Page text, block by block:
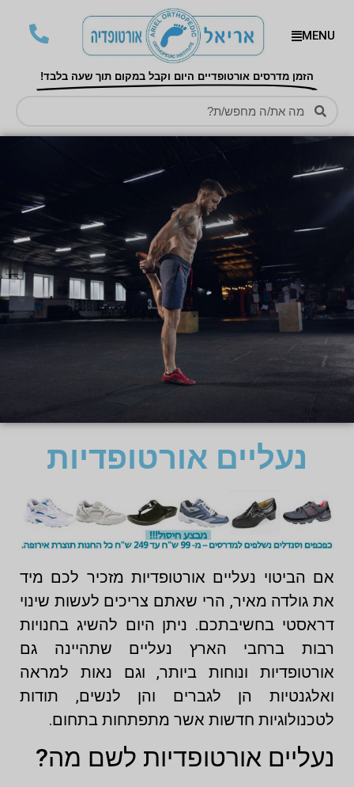
MENU
הזמן מדרסים אורטופדיים היום וקבל במקום תוך שעה בלבד!
נעליים אורטופדיות
אם הביטוי נעליים אורטופדיות מזכיר לכם מיד
את גולדה מאיר, הרי שאתם צריכים לעשות שינוי
דראסטי בחשיבתכם. ניתן היום להשיג בחנויות
רבות ברחבי הארץ נעליים שתהיינה גם
אורטופדיות ונוחות ביותר, וגם נאות למראה
ואלגנטיות הן לגברים והן לנשים, תודות
לטכנולוגיות חדשות אשר מתפתחות בתחום.
נעליים אורטופדיות לשם מה?